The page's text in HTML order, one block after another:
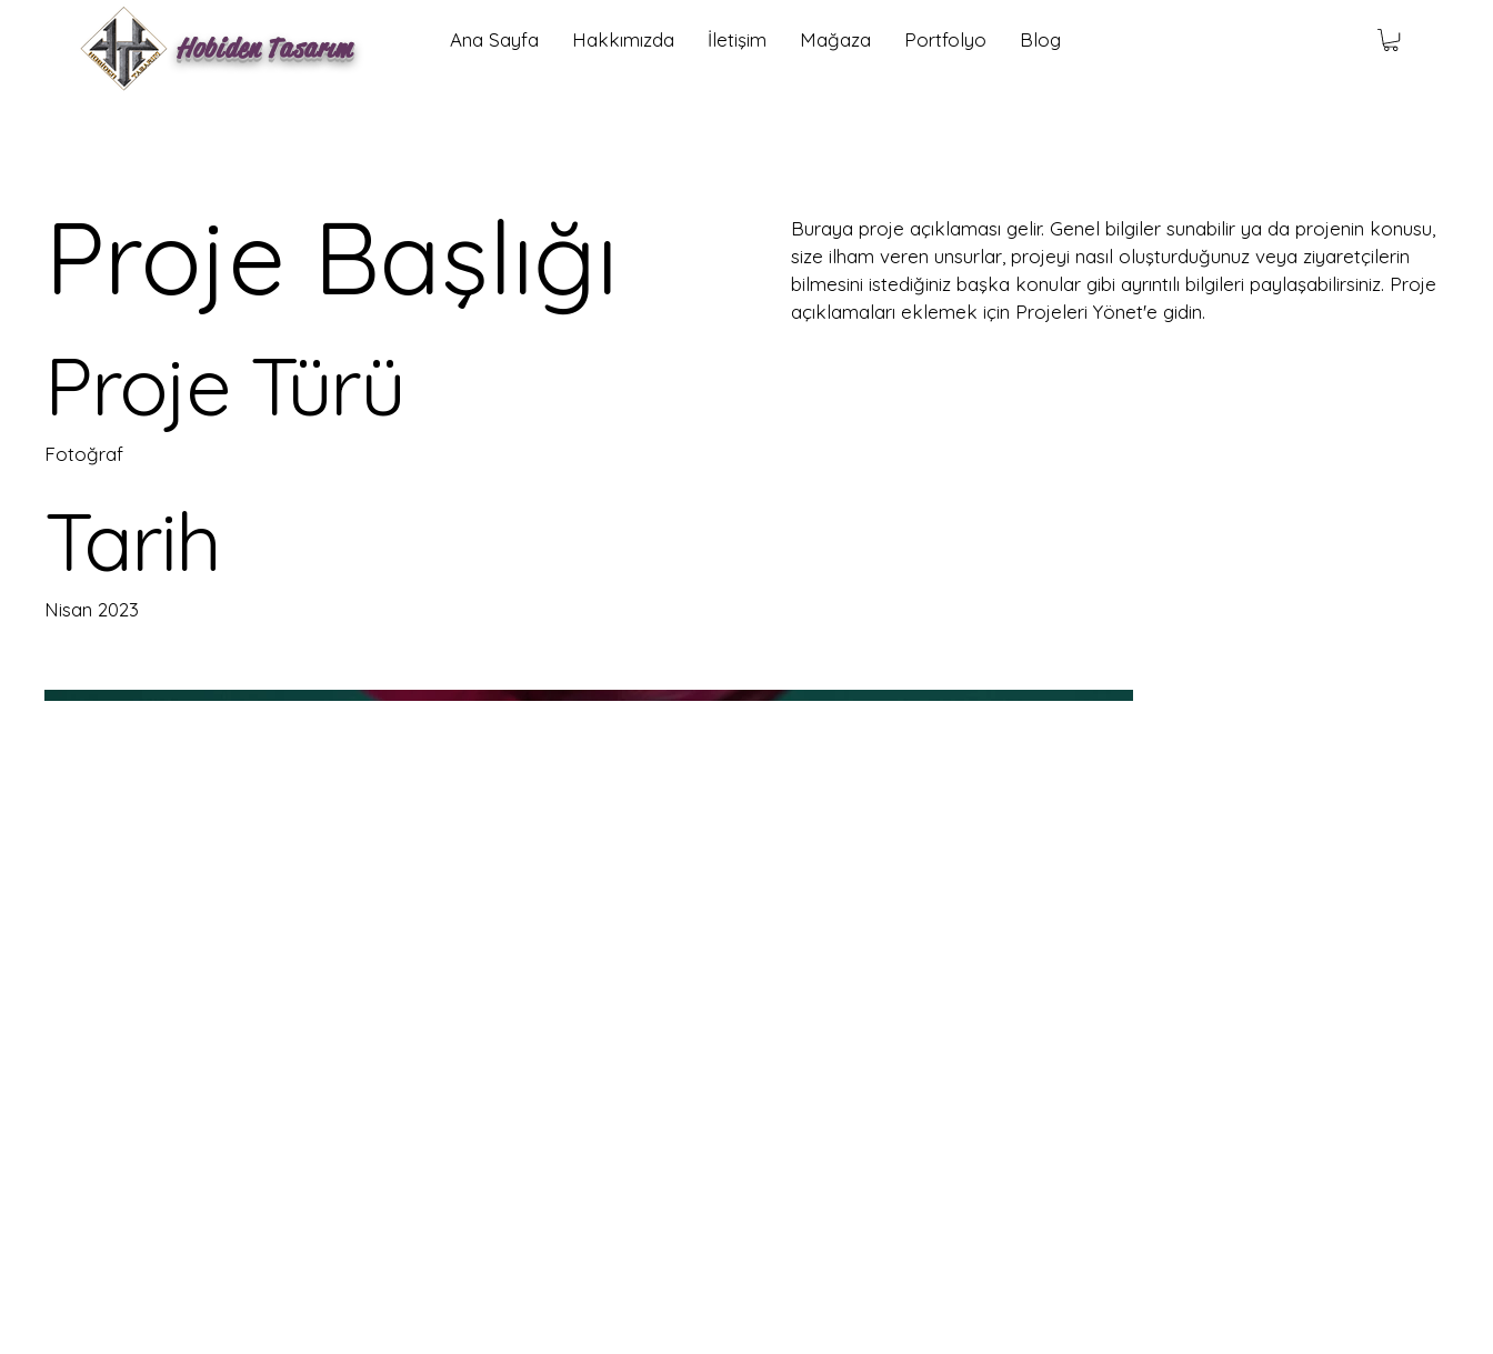
Hobiden Tasarım Ana Sayfa Hakkımızda İletişim Mağaza Portfolyo Blog
Proje Başlığı
Proje Türü
Fotoğraf
Tarih
Nisan 2023
Buraya proje açıklaması gelir. Genel bilgiler sunabilir ya da projenin konusu,
size ilham veren unsurlar, projeyi nasıl oluşturduğunuz veya ziyaretçilerin
bilmesini istediğiniz başka konular gibi ayrıntılı bilgileri paylaşabilirsiniz. Proje
açıklamaları eklemek için Projeleri Yönet'e gidin.